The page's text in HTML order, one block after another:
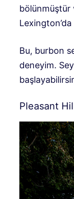
bölünmüştür
Bu, burbon
deneyim.
Pleasant